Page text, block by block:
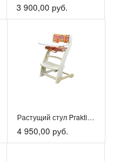
3 900,00 руб.
Растущий стул Praktikkk со столиком для кормления
4 950,00 руб.